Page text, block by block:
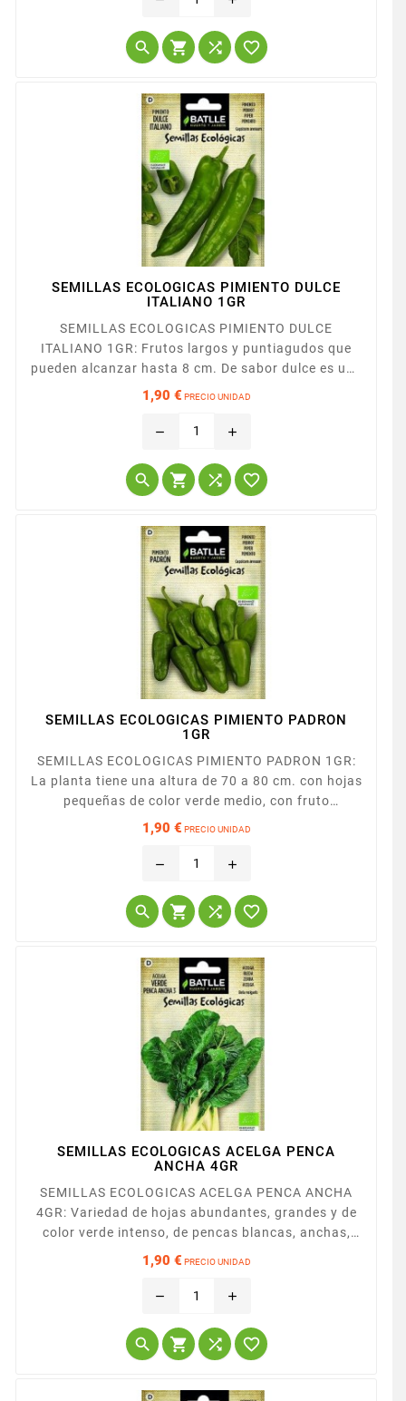
   
SEMILLAS ECOLOGICAS PIMIENTO DULCE
ITALIANO 1GR
SEMILLAS ECOLOGICAS PIMIENTO DULCE
ITALIANO 1GR: Frutos largos y puntiagudos que
pueden alcanzar hasta 8 cm. De sabor dulce es una
de las mejores variedades para pimiento frito.
1,90 € PRECIO UNIDAD
remove add
   
SEMILLAS ECOLOGICAS PIMIENTO PADRON
1GR
SEMILLAS ECOLOGICAS PIMIENTO PADRON 1GR:
La planta tiene una altura de 70 a 80 cm. con hojas
pequeñas de color verde medio, con fruto
triangular, punta roma.
1,90 € PRECIO UNIDAD
remove add
   
SEMILLAS ECOLOGICAS ACELGA PENCA
ANCHA 4GR
SEMILLAS ECOLOGICAS ACELGA PENCA ANCHA
4GR: Variedad de hojas abundantes, grandes y de
color verde intenso, de pencas blancas, anchas,
muy carnosas y tiernas. Se pueden ir recolectando
hojas sueltas a medida que están en
aprovechamiento o la mata entera de una vez.
1,90 € PRECIO UNIDAD
remove add
   